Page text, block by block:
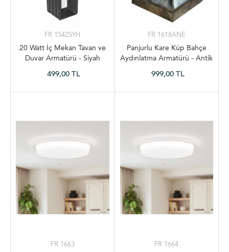
FR 1542SYH
20 Watt İç Mekan Tavan ve
Duvar Armatürü - Siyah
499,00 TL
FR 1618ANE
Panjurlu Kare Küp Bahçe
Aydınlatma Armatürü - Antik
999,00 TL
FR 1663 FR 1664